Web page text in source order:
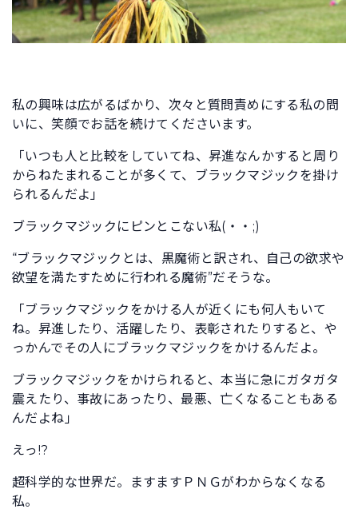
私の興味は広がるばかり、次々と質問責めにする私の問
いに、笑顔でお話を続けてくださいます。
「いつも人と比較をしていてね、昇進なんかすると周り
からねたまれることが多くて、ブラックマジックを掛け
られるんだよ」
ブラックマジックにピンとこない私(・・;)
“ブラックマジックとは、黒魔術と訳され、自己の欲求や
欲望を満たすために行われる魔術”だそうな。
「ブラックマジックをかける人が近くにも何人もいて
ね。昇進したり、活躍したり、表彰されたりすると、や
っかんでその人にブラックマジックをかけるんだよ。
ブラックマジックをかけられると、本当に急にガタガタ
震えたり、事故にあったり、最悪、亡くなることもある
んだよね」
えっ!?
超科学的な世界だ。ますますＰＮＧがわからなくなる
私。